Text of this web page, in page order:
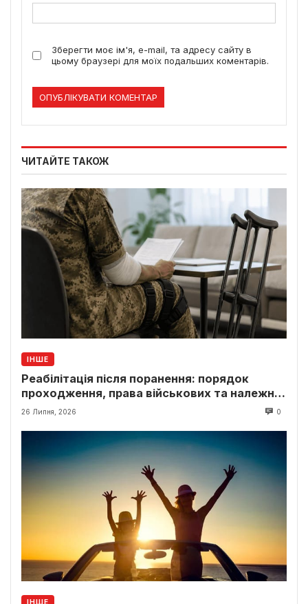
Зберегти моє ім'я, e-mail, та адресу сайту в
цьому браузері для моїх подальших коментарів.
ЧИТАЙТЕ ТАКОЖ
ІНШЕ
Реабілітація після поранення: порядок
проходження, права військових та належні
виплати
26 Липня, 2026 0
ІНШЕ